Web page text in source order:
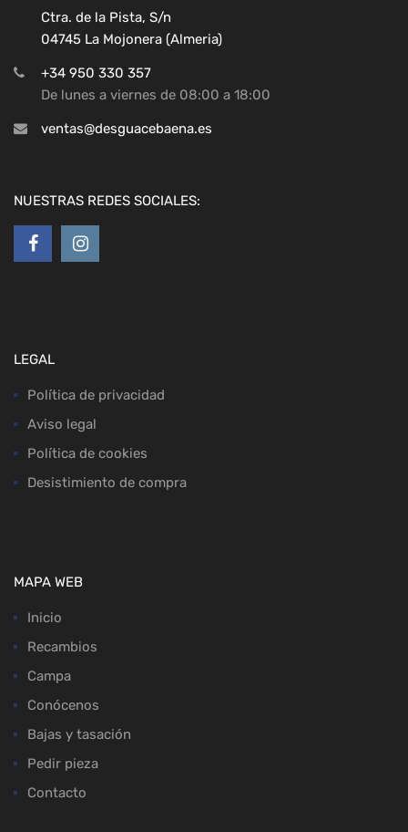
Ctra. de la Pista, S/n
04745 La Mojonera (Almeria)
+34 950 330 357
De lunes a viernes de 08:00 a 18:00
ventas@desguacebaena.es
NUESTRAS REDES SOCIALES:
LEGAL
Política de privacidad
Aviso legal
Política de cookies
Desistimiento de compra
MAPA WEB
Inicio
Recambios
Campa
Conócenos
Bajas y tasación
Pedir pieza
Contacto